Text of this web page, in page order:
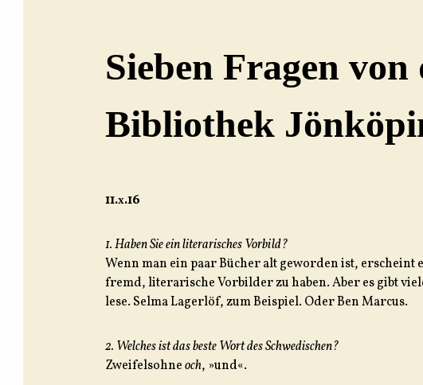
Sieben Fragen von
Bibliothek
11.x.16
1. Haben Sie ein literarisches Vorbild?
Wenn man ein paar Bücher alt geworden ist, erscheint
fremd, literarische Vorbilder zu haben. Aber es gibt
lese. Selma Lagerlöf, zum Beispiel. Oder Ben Marcus.
2. Welches ist das beste Wort des Schwedischen?
Zweifelsohneoch, »und«.